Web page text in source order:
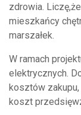
zdrowia.
mieszkańcy
marszałek.
W ramach
elektrycznych.
kosztów zakupu,
koszt